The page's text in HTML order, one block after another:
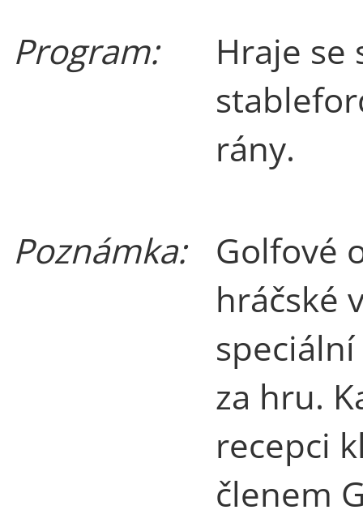
Program:
Hraje se
rány.
Poznámka:
Golfové
hráčské
za hru.
recepci
členem